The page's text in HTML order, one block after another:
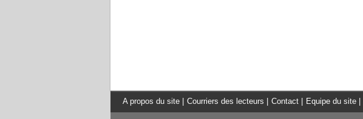
A propos du site Courriers des lecteurs Contact Equipe du site